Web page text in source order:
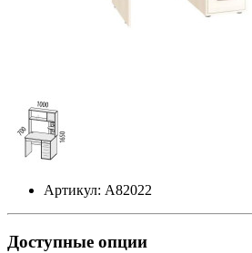
Артикул: А82022
Доступные опции